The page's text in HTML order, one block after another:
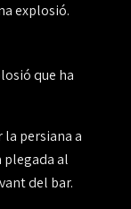
explosió.
que ha
la persiana a
plegada al
del bar.